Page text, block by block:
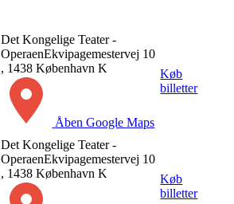
Det Kongelige Teater -
OperaenEkvipagemestervej 10
, 1438 København K
Åben Google Maps
Køb
billetter
Det Kongelige Teater -
OperaenEkvipagemestervej 10
, 1438 København K
Køb
billetter